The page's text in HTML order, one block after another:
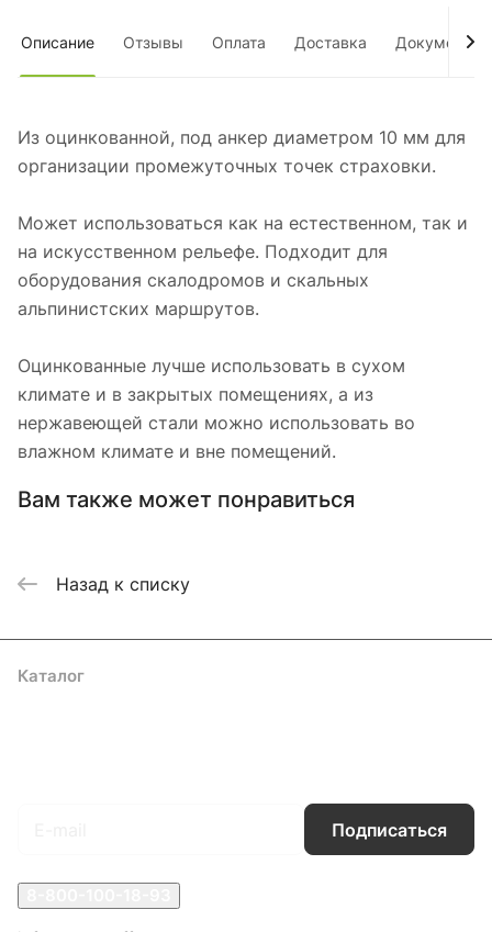
Описание Отзывы Оплата Доставка Документы
Из оцинкованной, под анкер диаметром 10 мм для
организации промежуточных точек страховки.
Может использоваться как на естественном, так и
на искусственном рельефе. Подходит для
оборудования скалодромов и скальных
альпинистских маршрутов.
Оцинкованные лучше использовать в сухом
климате и в закрытых помещениях, а из
нержавеющей стали можно использовать во
влажном климате и вне помещений.
Вам также может понравиться
Назад к списку
Каталог
Подписаться